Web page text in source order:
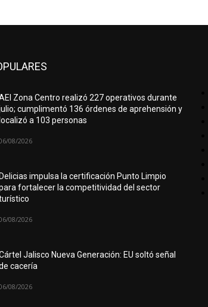
Zona Centro realizó 227 operativos durante
cumplimentó 136 órdenes de aprehensión y
localizó a 103 personas
08/2026
Delicias impulsa la certificación Punto Limpio
fortalecer la competitividad del sector
08/2026
Jalisco Nueva Generación: EU soltó señal
cacería
08/2026